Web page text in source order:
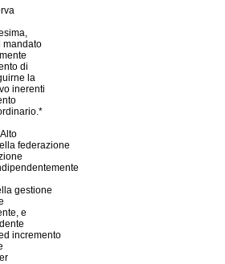
mandato
di
la
inerenti
federazione
gestione
e
incremento